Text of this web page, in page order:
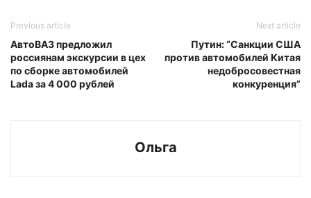
Previous article
АвтоВАЗ предложил
россиянам экскурсии в цех
по сборке автомобилей
Lada за 4 000 рублей
Next article
Путин: “Санкции США
против автомобилей Китая
недобросовестная
конкуренция”
Ольга